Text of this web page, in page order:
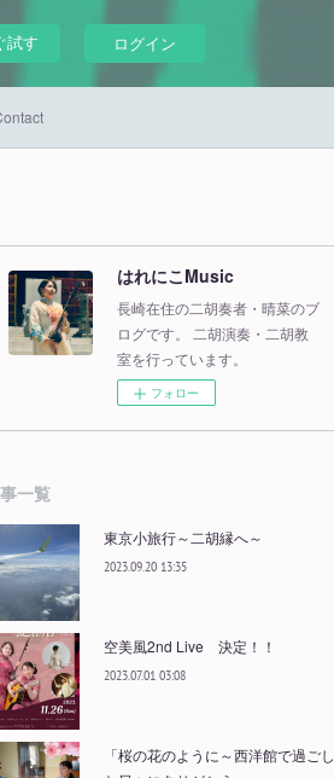
試す ログイン
はれにこMusic
長崎在住の二胡奏者・晴菜のブ
ログです。 二胡演奏・二胡教
室を行っています。
フォロー
一覧
東京小旅行～二胡縁へ～
2023.09.20 13:35
空美風2nd Live 決定！！
2023.07.01 03:08
「桜の花のように～西洋館で過ごし